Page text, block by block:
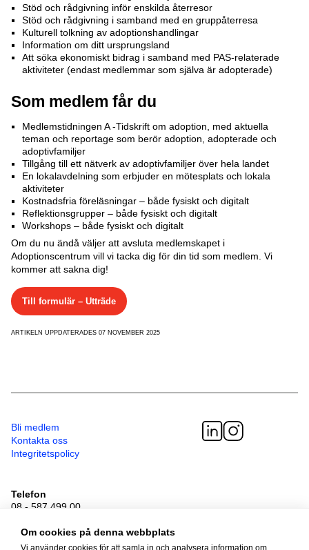
Stöd och rådgivning inför enskilda återresor
Stöd och rådgivning i samband med en gruppåterresa
Kulturell tolkning av adoptionshandlingar
Information om ditt ursprungsland
Att söka ekonomiskt bidrag i samband med PAS-relaterade
aktiviteter (endast medlemmar som själva är adopterade)
Som medlem får du
Medlemstidningen A -Tidskrift om adoption, med aktuella
teman och reportage som berör adoption, adopterade och
adoptivfamiljer
Tillgång till ett nätverk av adoptivfamiljer över hela landet
En lokalavdelning som erbjuder en mötesplats och lokala
aktiviteter
Kostnadsfria föreläsningar – både fysiskt och digitalt
Reflektionsgrupper – både fysiskt och digitalt
Workshops – både fysiskt och digitalt
Om du nu ändå väljer att avsluta medlemskapet i
Adoptionscentrum vill vi tacka dig för din tid som medlem. Vi
kommer att sakna dig!
Till formulär – Utträde
ARTIKELN UPPDATERADES 07 NOVEMBER 2025
Bli medlem
Kontakta oss
Integritetspolicy
Telefon
08 - 587 499 00
Sveavägen 41
111 34 Stockholm
Om cookies på denna webbplats
Vi använder cookies för att samla in och analysera information om